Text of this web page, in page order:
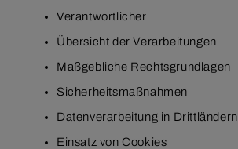
Verantwortlicher
Übersicht der Verarbeitungen
Maßgebliche Rechtsgrundlagen
Sicherheitsmaßnahmen
Datenverarbeitung in Drittländern
Einsatz von Cookies